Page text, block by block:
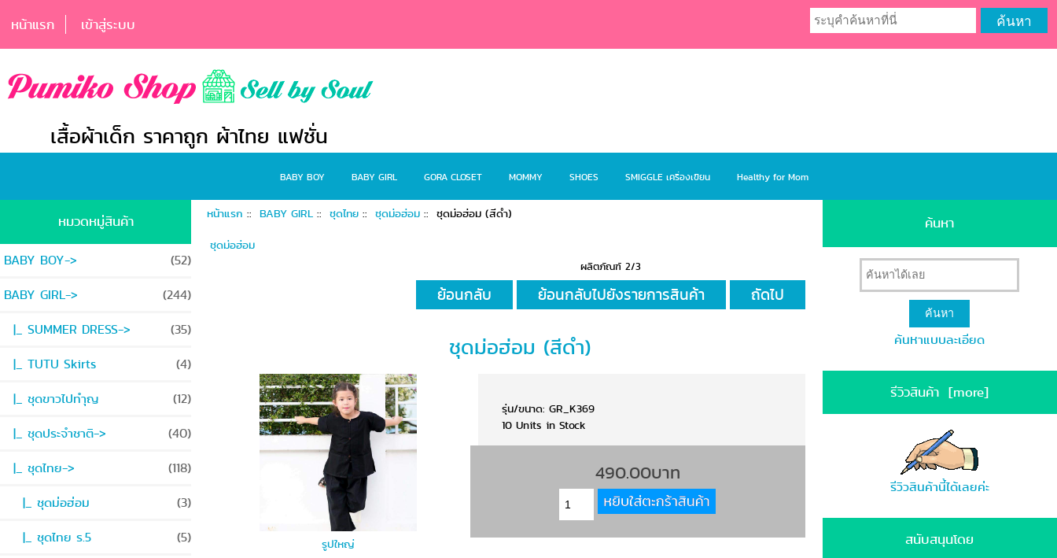
หน้าแรก เข้าสู่ระบบ
เสื้อผ้าเด็ก ราคาถูก ผ้าไทย แฟชั่น
BABY BOY BABY GIRL GORA CLOSET MOMMY SHOES SMIGGLE เครื่องเขียน Healthy for Mom
หมวดหมู่สินค้า
BABY BOY->
(52)
BABY GIRL->
(244)
|_ SUMMER DRESS->
(35)
|_ TUTU Skirts
(4)
|_ ชุดขาวไปทำุญ
(12)
|_ ชุดประจำชาติ->
(40)
|_ ชุดไทย->
(118)
|_ ชุดม่อฮ่อม
(3)
|_ ชุดไทย ร.5
(5)
หน้าแรก :: BABY GIRL:: ชุดไทย:: ชุดม่อฮ่อม:: ชุดม่อฮ่อม (สีดำ)
ชุดม่อฮ่อม
ผลิตภัณฑ์ 2/3
ย้อนกลับ ย้อนกลับไปยังรายการสินค้า ถัดไป
ชุดม่อฮ่อม (สีดำ)
รูปใหญ่
รุ่น/ขนาด: GR_K369
10 Units in Stock
490.00บาท
ค้นหา
ค้นหาแบบละเอียด
รีวิวสินค้า [more]
รีวิวสินค้านี้ได้เลยค่ะ
สนับสนุนโดย